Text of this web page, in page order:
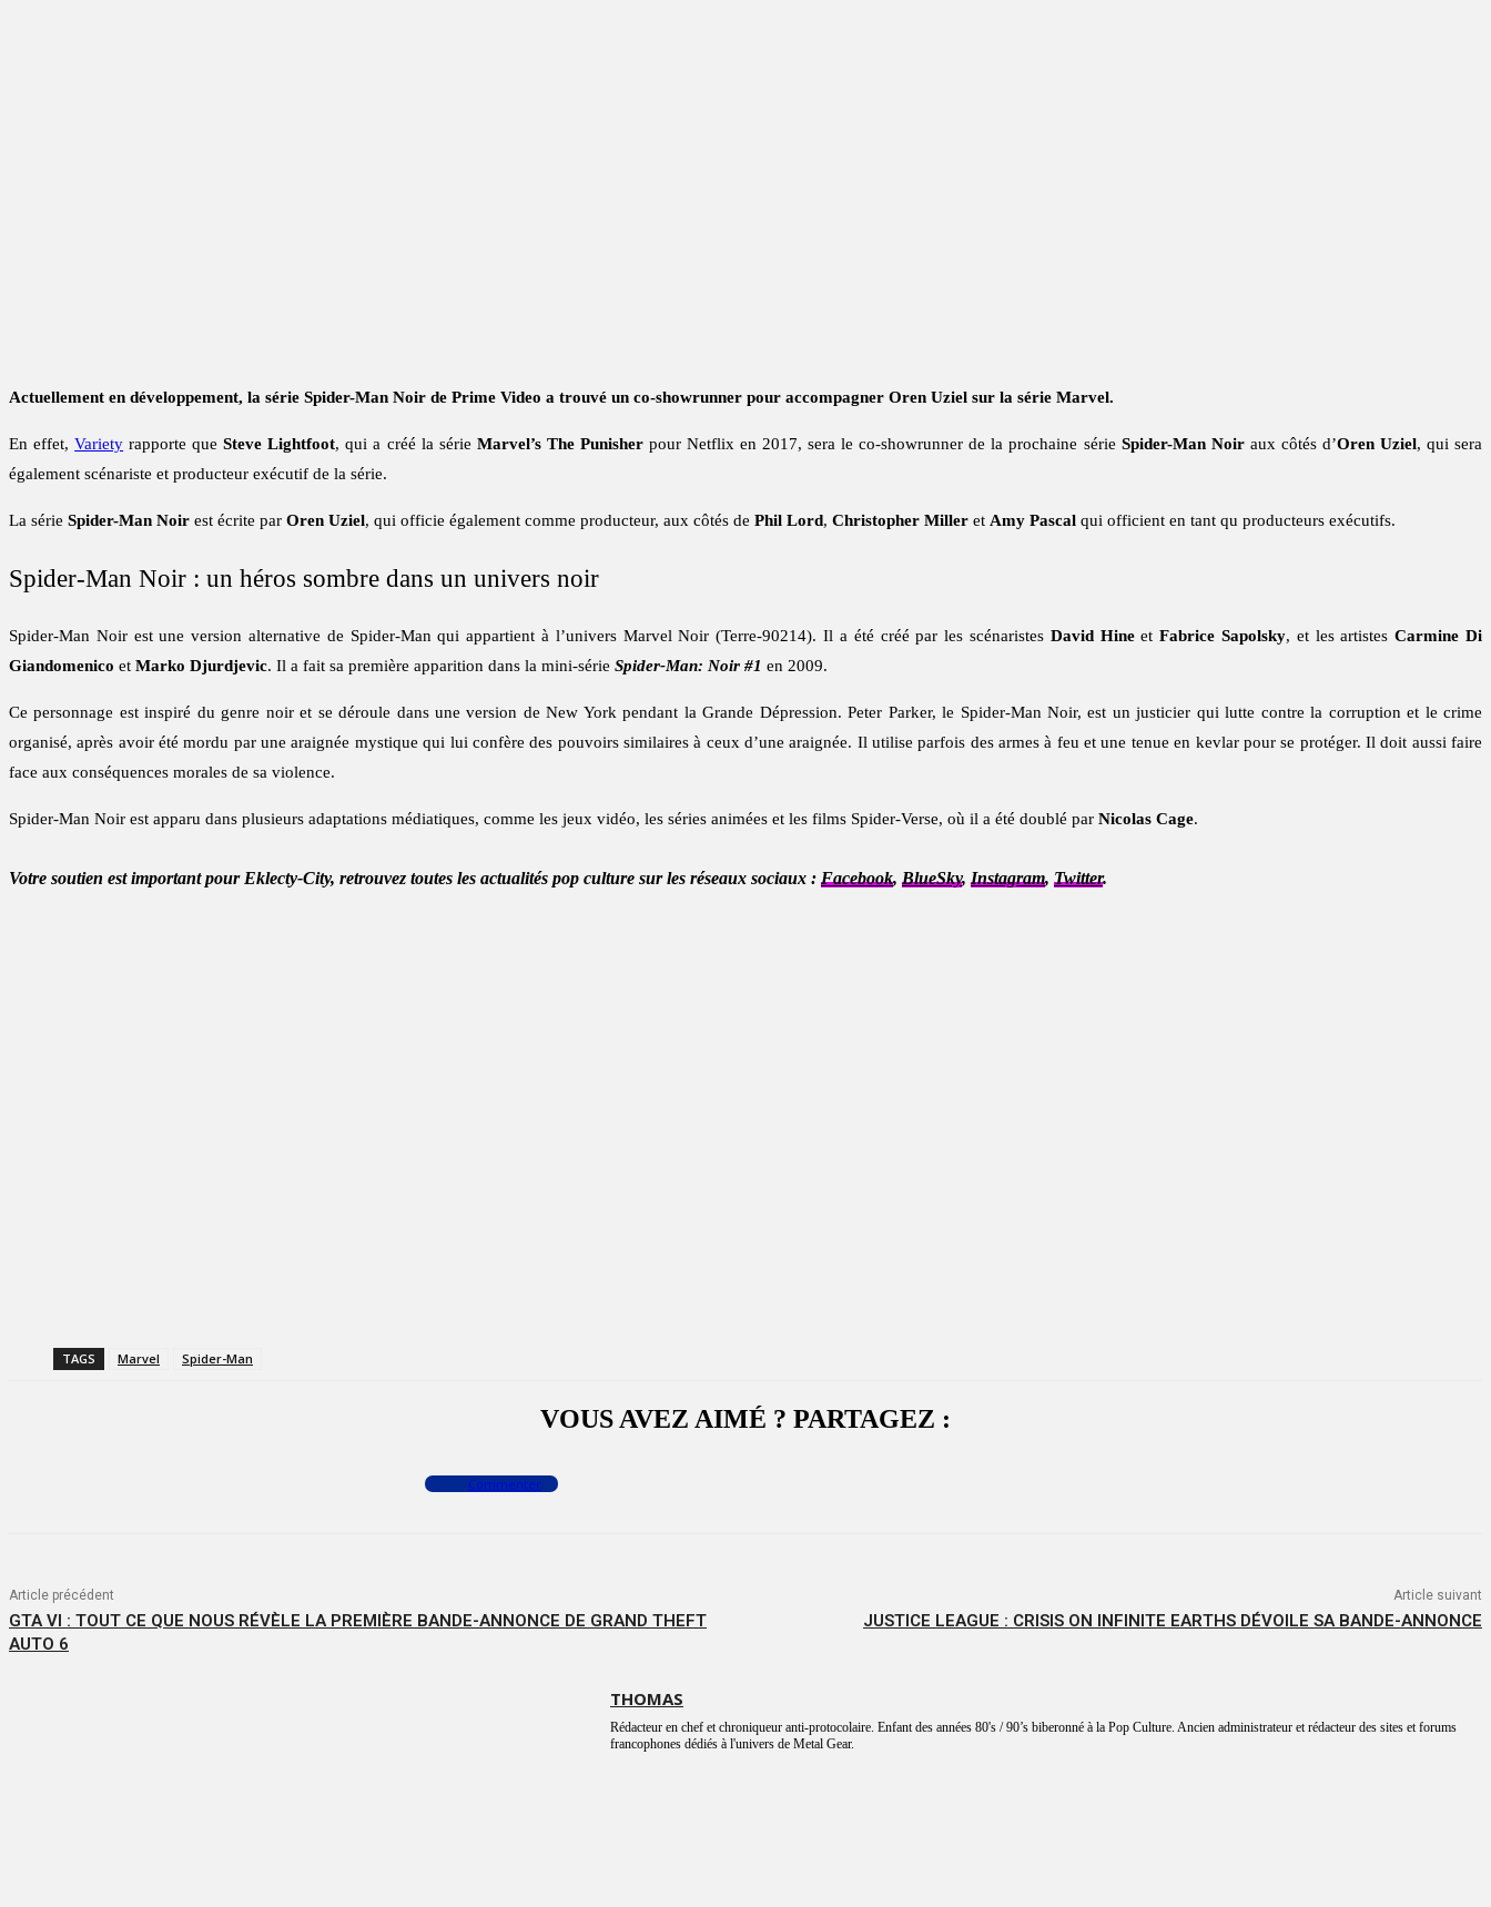
Actuellement en développement, la série Spider-Man Noir de Prime Video a trouvé un co-showrunner pour accompagner Oren Uziel sur la série Marvel.
En effet,Variety rapporte queSteve Lightfoot, qui a créé la série Marvel’s The Punisherpour Netflix en 2017, sera le co-showrunner de la prochaine série Spider-Man Noiraux côtés d’Oren Uziel, qui sera
également scénariste et producteur exécutif de la série.
La série Spider-Man Noir est écrite par Oren Uziel, qui officie également comme producteur, aux côtés de Phil Lord, Christopher Miller et Amy Pascal qui officient en tant qu producteurs exécutifs.
Spider-Man Noir : un héros sombre dans un univers noir
Spider-Man Noir est une version alternative de Spider-Man qui appartient à l’univers Marvel Noir (Terre-90214). Il a été créé par les scénaristes David HineetFabrice Sapolsky, et les artistesCarmine Di
Giandomenico et Marko Djurdjevic. Il a fait sa première apparition dans la mini-série Spider-Man: Noir #1 en 2009.
Ce personnage est inspiré du genre noir et se déroule dans une version de New York pendant la Grande Dépression. Peter Parker, le Spider-Man Noir, est un justicier qui lutte contre la corruption et le crime
organisé, après avoir été mordu par une araignée mystique qui lui confère des pouvoirs similaires à ceux d’une araignée. Il utilise parfois des armes à feu et une tenue en kevlar pour se protéger. Il doit aussi faire
face aux conséquences morales de sa violence.
Spider-Man Noir est apparu dans plusieurs adaptations médiatiques, comme les jeux vidéo, les séries animées et les films Spider-Verse, où il a été doublé par Nicolas Cage.
Votre soutien est important pour Eklecty-City, retrouvez toutes les actualités pop culture sur les réseaux sociaux : Facebook, BlueSky, Instagram, Twitter.
TAGS Marvel Spider-Man
VOUS AVEZ AIMÉ ? PARTAGEZ :
Commenter
Article précédent
GTA VI : TOUT CE QUE NOUS RÉVÈLE LA PREMIÈRE BANDE-ANNONCE DE GRAND THEFT
AUTO 6
Article suivant
JUSTICE LEAGUE : CRISIS ON INFINITE EARTHS DÉVOILE SA BANDE-ANNONCE
THOMAS
Rédacteur en chef et chroniqueur anti-protocolaire. Enfant des années 80's / 90’s biberonné à la Pop Culture. Ancien administrateur et rédacteur des sites et forums
francophones dédiés à l'univers de Metal Gear.